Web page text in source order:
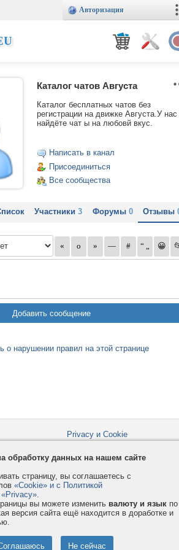
Авторизация
Каталог чатов Августа
Каталог бесплатных чатов без
регистрации на движке Августа.У
найдёте чат ы на любовй вкус.
Написать в канал
Присоединиться
Все сообщества
Участники3 Форумы 0 Отзывы
о нарушении правил на этой странице
Privacy и Cookie
Форумы
VMESTE.EU
обработку данных на нашем сайте
страницу, вы соглашаетесь с
«Cookie» и с Политикой
.
вы можете изменить валюту и язык по
версия сайта ещё находится в доработке и